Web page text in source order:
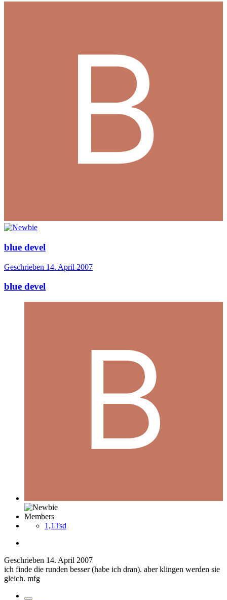
blue devel
Geschrieben 14. April 2007
blue devel
Members
1,1Tsd
Geschrieben 14. April 2007
ich finde die runden besser (habe ich dran). aber klingen werden sie
gleich. mfg